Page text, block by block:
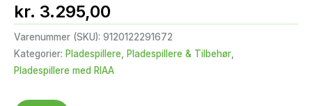
kr. 3.295,00
Varenummer (SKU): 9120122291672
Kategorier: Pladespillere, Pladespillere & Tilbehør,
Pladespillere med RIAA